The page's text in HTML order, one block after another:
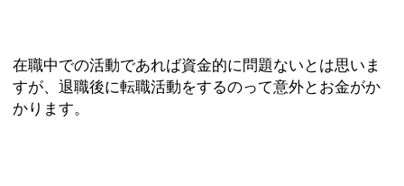
在職中での活動であれば資金的に問題ないとは思いま
すが、退職後に転職活動をするのって意外とお金がか
かります。